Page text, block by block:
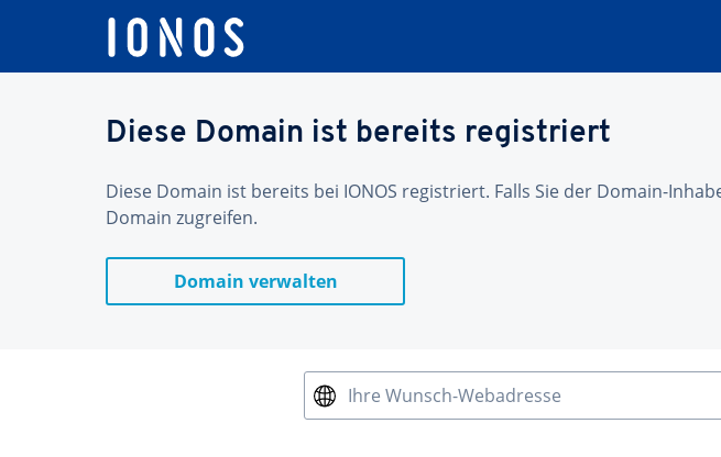
Diese Domain ist bereits registriert
Diese Domain ist bereits bei IONOS registriert. Falls Sie der Domain-
Domain zugreifen.
Domain verwalten
Ihre Wunsch-Webadresse